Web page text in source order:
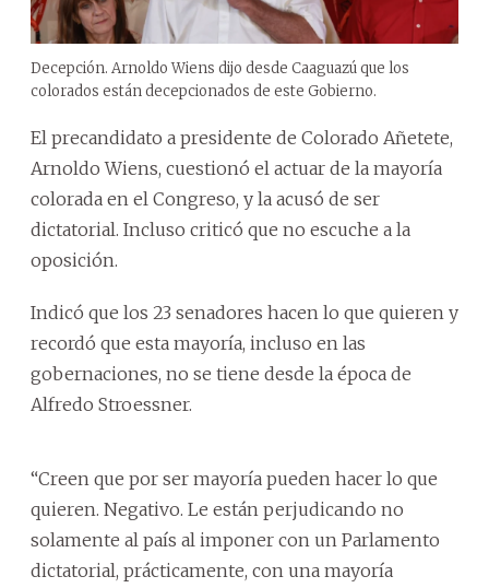
Decepción. Arnoldo Wiens dijo desde Caaguazú que los
colorados están decepcionados de este Gobierno.
El precandidato a presidente de Colorado Añetete,
Arnoldo Wiens, cuestionó el actuar de la mayoría
colorada en el Congreso, y la acusó de ser
dictatorial. Incluso criticó que no escuche a la
oposición.
Indicó que los 23 senadores hacen lo que quieren y
recordó que esta mayoría, incluso en las
gobernaciones, no se tiene desde la época de
Alfredo Stroessner.
“Creen que por ser mayoría pueden hacer lo que
quieren. Negativo. Le están perjudicando no
solamente al país al imponer con un Parlamento
dictatorial, prácticamente, con una mayoría